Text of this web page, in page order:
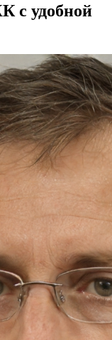
с удобной